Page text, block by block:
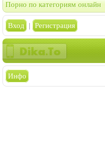
Порно по категориям онлайн
Вход | Регистрация
Инфо